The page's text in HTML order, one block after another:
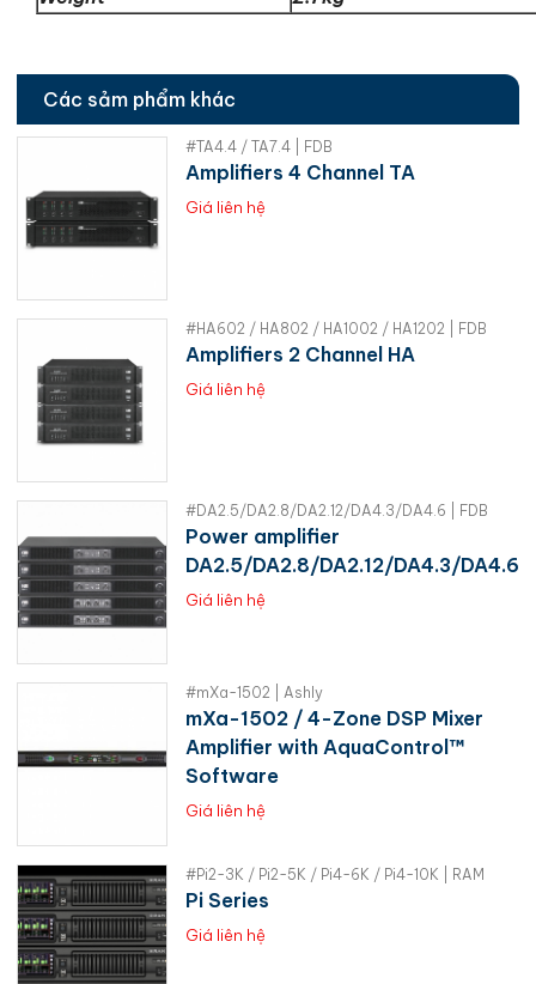
Các sảm phẩm khác
#TA4.4 / TA7.4 | FDB
Amplifiers 4 Channel TA
Giá liên hệ
#HA602 / HA802 / HA1002 / HA1202 | FDB
Amplifiers 2 Channel HA
Giá liên hệ
#DA2.5/DA2.8/DA2.12/DA4.3/DA4.6 | FDB
Power amplifier
DA2.5/DA2.8/DA2.12/DA4.3/DA4.6
Giá liên hệ
#mXa-1502 | Ashly
mXa-1502 / 4-Zone DSP Mixer
Amplifier with AquaControl™
Software
Giá liên hệ
#Pi2-3K / Pi2-5K / Pi4-6K / Pi4-10K | RAM
Pi Series
Giá liên hệ